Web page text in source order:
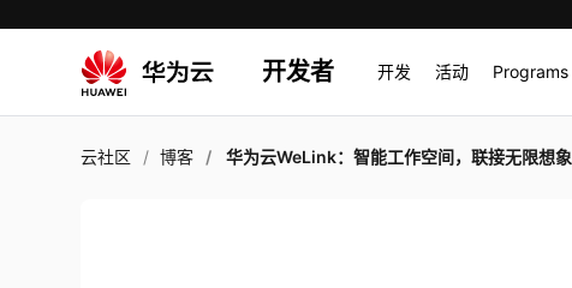
开发者 开发 活动 Programs
云社区 博客 华为云WeLink：智能工作空间，联接无限想象